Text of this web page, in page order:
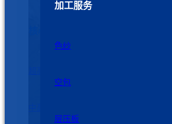
加工服务
色纱
空包
层压板